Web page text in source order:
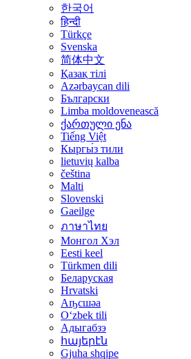
한국어
हिन्दी
Türkçe
Svenska
简体中文
Қазақ тілі
Azərbaycan dili
Български
Limba moldovenească
ქართული ენა
Tiếng Việt
Кыргы́з тили
lietuvių kalba
čeština
Malti
Slovenski
Gaeilge
ภาษาไทย
Монгол Хэл
Eesti keel
Türkmen dili
Беларуская
Hrvatski
Аҧсшәа
Oʻzbek tili
Адыгабзэ
հայերէն
Gjuha shqipe